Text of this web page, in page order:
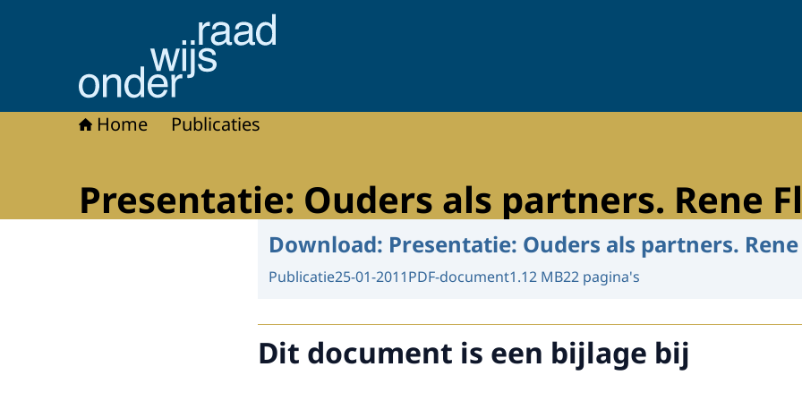
Naar de homepage van Onderwijsraad
Home Publicaties
Presentatie: Ouders als partners. Rene
Download: Presentatie: Ouders als partners.
Publicatie25-01-2011PDF-document1.12 MB22 pagina's
Dit document is een bijlage bij